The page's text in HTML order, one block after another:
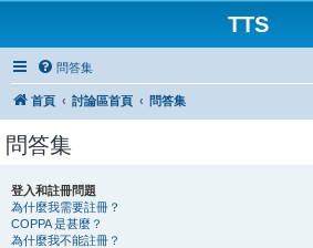
TTS
問答集
首頁 討論區首頁 問答集
問答集
登入和註冊問題
為什麼我需要註冊？
COPPA 是甚麼？
為什麼我不能註冊？